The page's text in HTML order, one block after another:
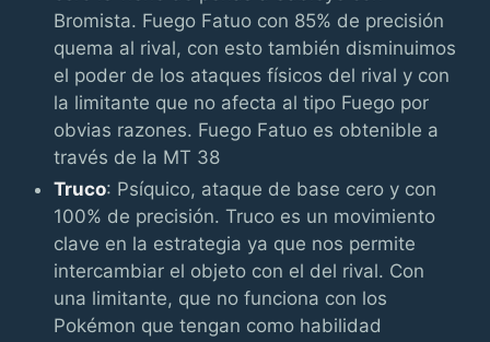
Bromista. Fuego Fatuo con 85% de precisión
quema al rival, con esto también disminuimos
el poder de los ataques físicos del rival y con
la limitante que no afecta al tipo Fuego por
obvias razones. Fuego Fatuo es obtenible a
través de la MT 38
Truco: Psíquico, ataque de base cero y con
100% de precisión. Truco es un movimiento
clave en la estrategia ya que nos permite
intercambiar el objeto con el del rival. Con
una limitante, que no funciona con los
Pokémon que tengan como habilidad